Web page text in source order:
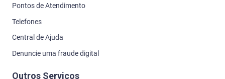
Pontos de Atendimento
Telefones
Central de Ajuda
Denuncie uma fraude digital
Outros Serviços